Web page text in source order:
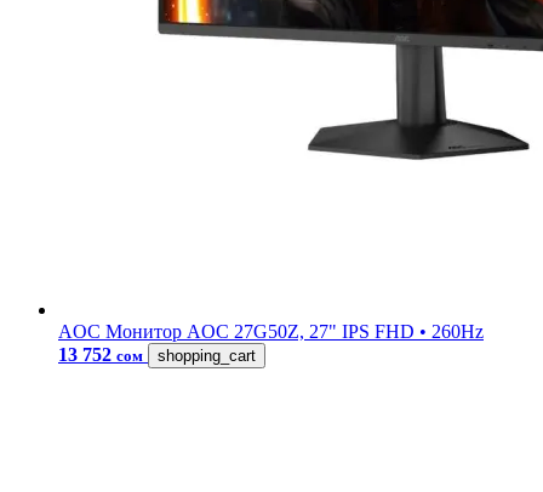
AOC Монитор AOC 27G50Z, 27" IPS FHD • 260Hz
13 752 сом shopping_cart